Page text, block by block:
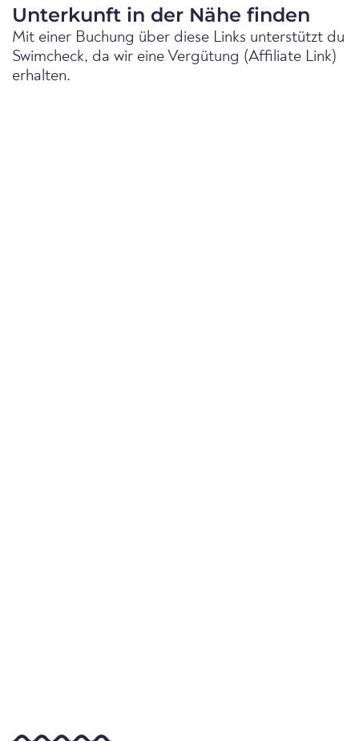
Unterkunft in der Nähe finden
Mit einer Buchung über diese Links unterstützt du
Swimcheck, da wir eine Vergütung (Affiliate Link)
erhalten.